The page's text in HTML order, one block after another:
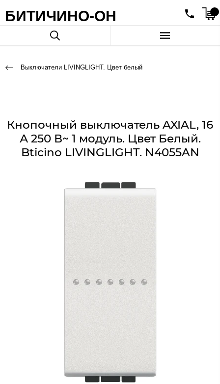
БИТИЧИНО-ОН
Выключатели LIVINGLIGHT. Цвет белый
Кнопочный выключатель AXIAL, 16
А 250 В~ 1 модуль. Цвет Белый.
Bticino LIVINGLIGHT. N4055AN